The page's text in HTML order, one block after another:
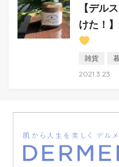
【デル
けた！】
雑貨
2021.3.23